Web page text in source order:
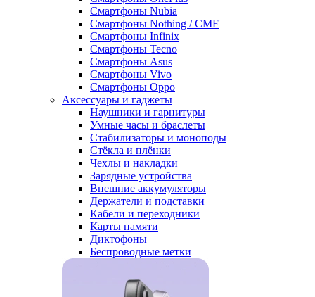
Смартфоны Nubia
Смартфоны Nothing / CMF
Смартфоны Infinix
Смартфоны Tecno
Смартфоны Asus
Смартфоны Vivo
Смартфоны Oppo
Аксессуары и гаджеты
Наушники и гарнитуры
Умные часы и браслеты
Стабилизаторы и моноподы
Стёкла и плёнки
Чехлы и накладки
Зарядные устройства
Внешние аккумуляторы
Держатели и подставки
Кабели и переходники
Карты памяти
Диктофоны
Беспроводные метки